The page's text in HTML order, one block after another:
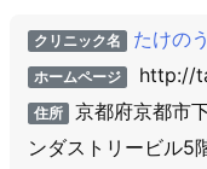
クリニック名 たけの
ホームページ http://
住所 京都府京都市
ンダストリービル5